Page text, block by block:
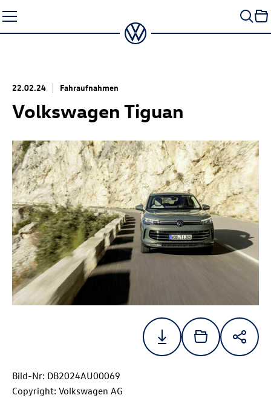
Seiteninhalt
springen
22.02.24 Fahraufnahmen
Volkswagen Tiguan
Bild-Nr: DB2024AU00069
Copyright: Volkswagen AG